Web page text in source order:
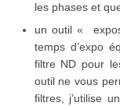
les phases et
un outil «
temps d’expo
filtre ND pour
outil ne vous
filtres, j’utilise